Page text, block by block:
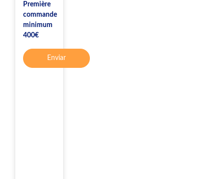
Première
commande
minimum
400€
Enviar